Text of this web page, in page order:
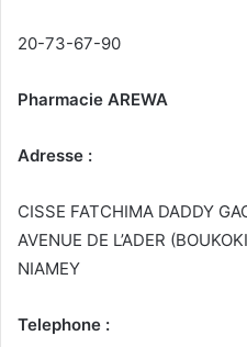
20-73-67-90
Pharmacie AREWA
Adresse :
CISSE FATCHIMA DADDY
AVENUE DE L’ADER
NIAMEY
Telephone :